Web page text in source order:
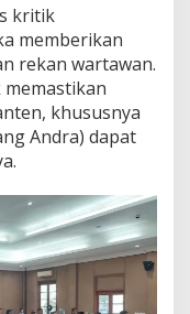
kritik
memberikan
rekan wartawan.
khususnya
Andra) dapat